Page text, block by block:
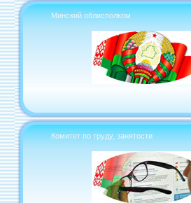
Минский облисполком
Комитет по труду, занятости